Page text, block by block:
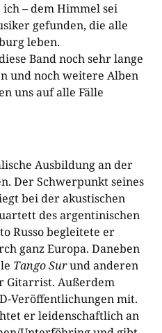
– dem Himmel sei
gefunden, die alle
leben.
Band noch sehr lange
und noch weitere Alben
uns auf alle Fälle
Ausbildung an der
Der Schwerpunkt seines
bei der akustischen
des argentinischen
Russo begleitete er
ganz Europa. Daneben
Tango Surund anderen
Gitarrist. Außerdem
​Veröffentlichungen mit.
er leidenschaftlich an